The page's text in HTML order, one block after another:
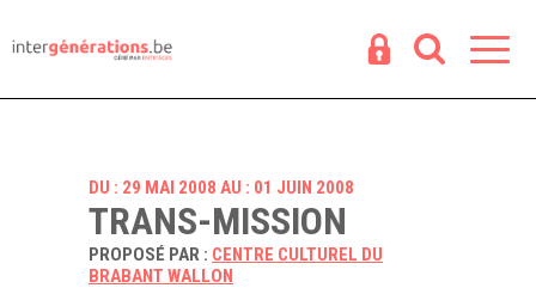
DU : 29 MAI 2008 AU : 01 JUIN 2008
TRANS-MISSION
PROPOSÉ PAR : CENTRE CULTUREL DU
BRABANT WALLON